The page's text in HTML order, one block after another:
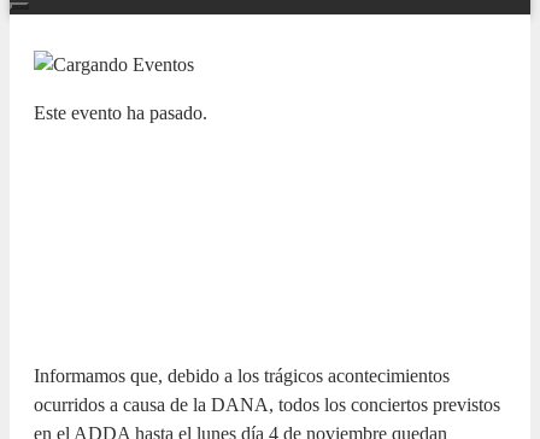
Este evento ha pasado.
Informamos que, debido a los trágicos acontecimientos
ocurridos a causa de la DANA, todos los conciertos previstos
en el ADDA hasta el lunes día 4 de noviembre quedan